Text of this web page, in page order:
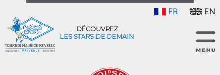
FR EN
DÉCOUVREZ
LES STARS DE DEMAIN